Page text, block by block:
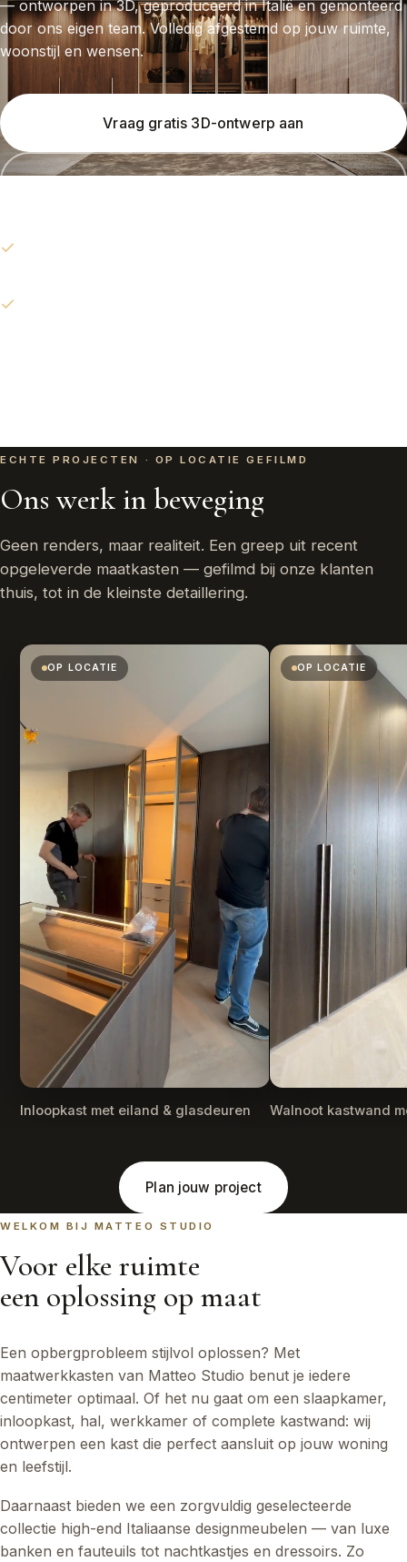
— ontworpen in 3D, geproduceerd in Italië en gemonteerd
door ons eigen team. Volledig afgestemd op jouw ruimte,
woonstijl en wensen.
Vraag gratis 3D-ontwerp aan
Wat kost maatwerk?
ECHTE PROJECTEN · OP LOCATIE GEFILMD
Ons werk in beweging
Geen renders, maar realiteit. Een greep uit recent
opgeleverde maatkasten — gefilmd bij onze klanten
thuis, tot in de kleinste detaillering.
OP LOCATIE
Inloopkast met eiland & glasdeuren
OP LOCATIE
Walnoot kastwand
Plan jouw project
WELKOM BIJ MATTEO STUDIO
Voor elke ruimte
een oplossing op maat
Een opbergprobleem stijlvol oplossen? Met
maatwerkkasten van Matteo Studio benut je iedere
centimeter optimaal. Of het nu gaat om een slaapkamer,
inloopkast, hal, werkkamer of complete kastwand: wij
ontwerpen een kast die perfect aansluit op jouw woning
en leefstijl.
Daarnaast bieden we een zorgvuldig geselecteerde
collectie high-end Italiaanse designmeubelen — van luxe
banken en fauteuils tot nachtkastjes en dressoirs. Zo